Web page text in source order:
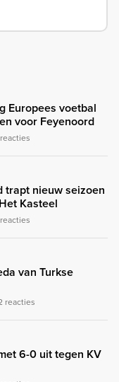
Europees voetbal
voor Feyenoord
trapt nieuw seizoen
Kasteel
van Turkse
reacties
6-0 uit tegen KV